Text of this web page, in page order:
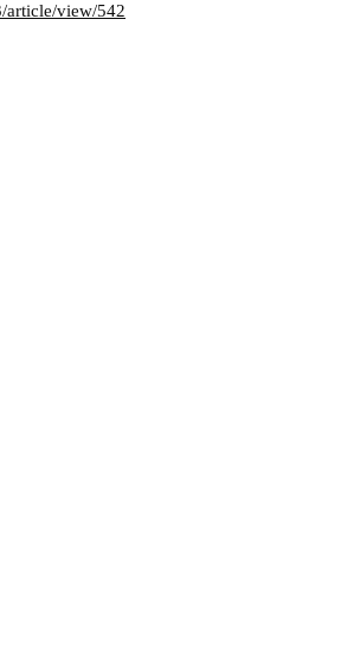
article/view/542